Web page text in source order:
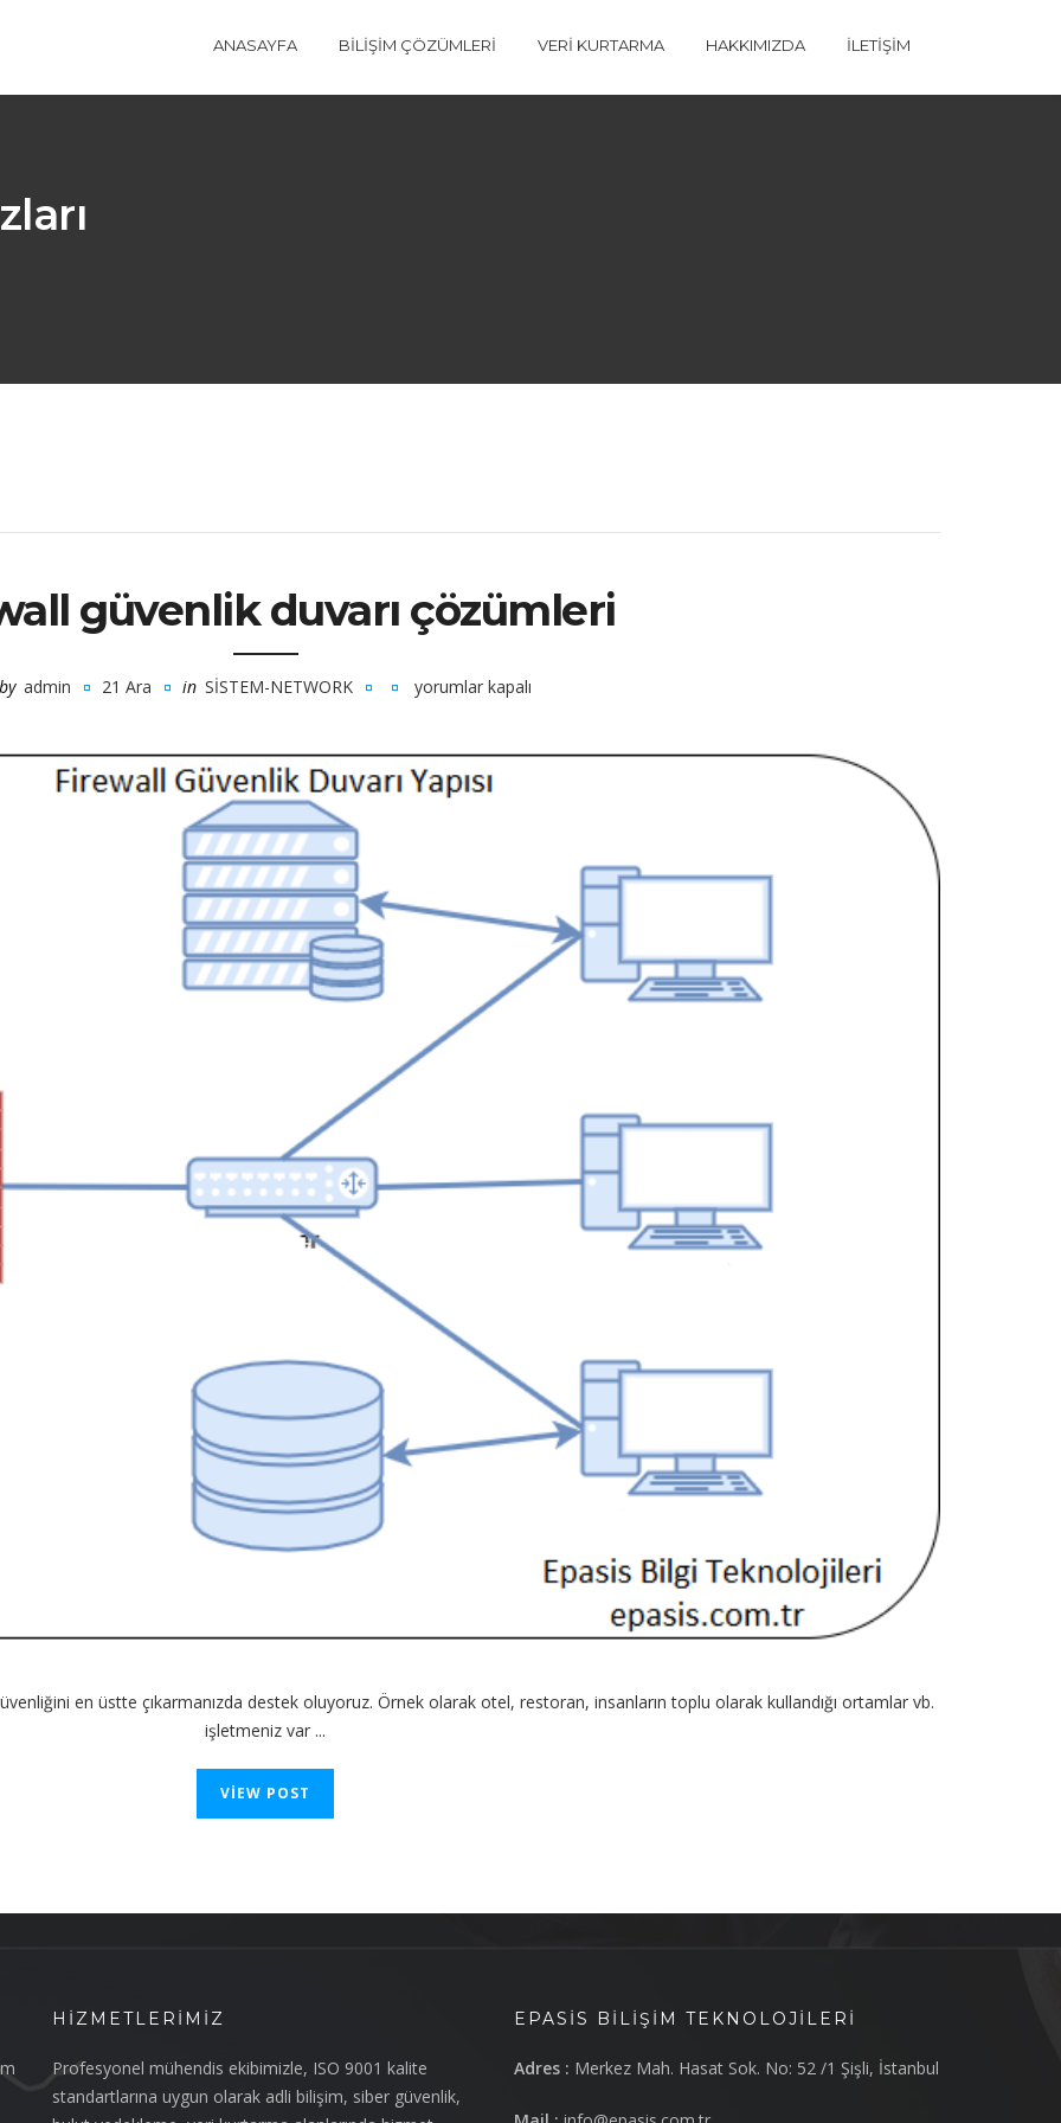
ANASAYFA BILIŞIM ÇÖZÜMLERI VERI KURTARMA HAKKIMIZDA İLETIŞIM
güvenlik duvarı çözümleri
by admin 21 Ara in SISTEM-NETWORK
duvarı
çözümleri
yorumlar kapalı
en üstte çıkarmanızda destek oluyoruz. Örnek olarak otel, restoran, insanların toplu olarak kullandığı ortamlar vb.
işletmeniz var ...
VIEW POST
HIZMETLERIMIZ
Profesyonel mühendis ekibimizle, ISO 9001 kalite
standartlarına uygun olarak adli bilişim, siber güvenlik,
EPASIS BILIŞIM TEKNOLOJILERI
Adres : Merkez Mah. Hasat Sok. No: 52 /1 Şişli, İstanbul